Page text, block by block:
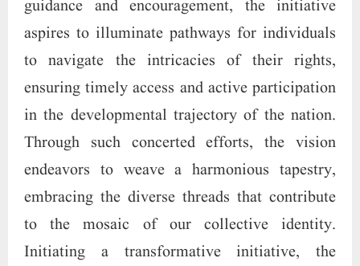
gainful employment opportunities. In
harmonious collaboration with governmental
bodies, the aim is to contribute actively to the
cultivation of peace and unity across diverse
landscapes, encompassing villages, hamlets,
towns, and cities. At the heart of this noble
pursuit lies a commitment to upholding and
enhancing fundamental necessities. Ensuring
the provision of pristine drinking water stands
as a paramount objective, especially in